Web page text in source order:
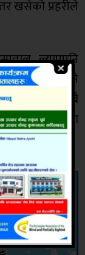
खसेको प्रहरीले
ल्याएपनि
निकाल्ने
दिए । अहिले दुबै
कारण